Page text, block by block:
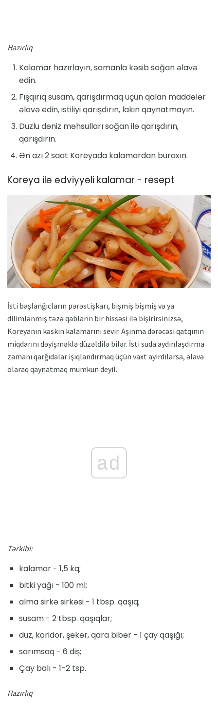
Hazırlıq
Kalamar hazırlayın, samanla kəsib soğan əlavə
edin.
Fışqırıq susam, qarışdırmaq üçün qalan maddələr
əlavə edin, istiliyi qarışdırın, lakin qaynatmayın.
Duzlu dəniz məhsulları soğan ilə qarışdırın,
qarışdırın.
Ən azı 2 saat Koreyada kalamardan buraxın.
Koreya ilə ədviyyəli kalamar - resept
İsti başlanğıcların pərəstişkarı, bişmiş bişmiş və ya
dilimlənmiş təzə qabların bir hissəsi ilə bişirirsinizsə,
Koreyanın kəskin kalamarını sevir. Aşınma dərəcəsi qatqının
miqdarını dəyişməklə düzəldilə bilər. İsti suda aydınlaşdırma
zamanı qarğıdalar işıqlandırmaq üçün vaxt ayırdılarsa, əlavə
olaraq qaynatmaq mümkün deyil.
ad
Tərkibi:
kalamar - 1,5 kq;
bitki yağı - 100 ml;
alma sirkə sirkəsi - 1 tbsp. qaşıq;
susam - 2 tbsp. qaşıqlar;
duz, koridor, şəkər, qara bibər - 1 çay qaşığı;
sarımsaq - 6 diş;
Çay balı - 1-2 tsp.
Hazırlıq